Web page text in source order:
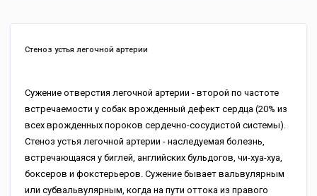
Стеноз устья легочной артерии
Сужение отверстия легочной артерии - второй по частоте
встречаемости у собак врожденный дефект сердца (20% из
всех врожденных пороков сердечно-сосудистой системы).
Стеноз устья легочной артерии - наследуемая болезнь,
встречающаяся у биглей, английских бульдогов, чи-хуа-хуа,
боксеров и фокстерьеров. Сужение бывает вальвулярным
или субвальвулярным, когда на пути оттока из правого